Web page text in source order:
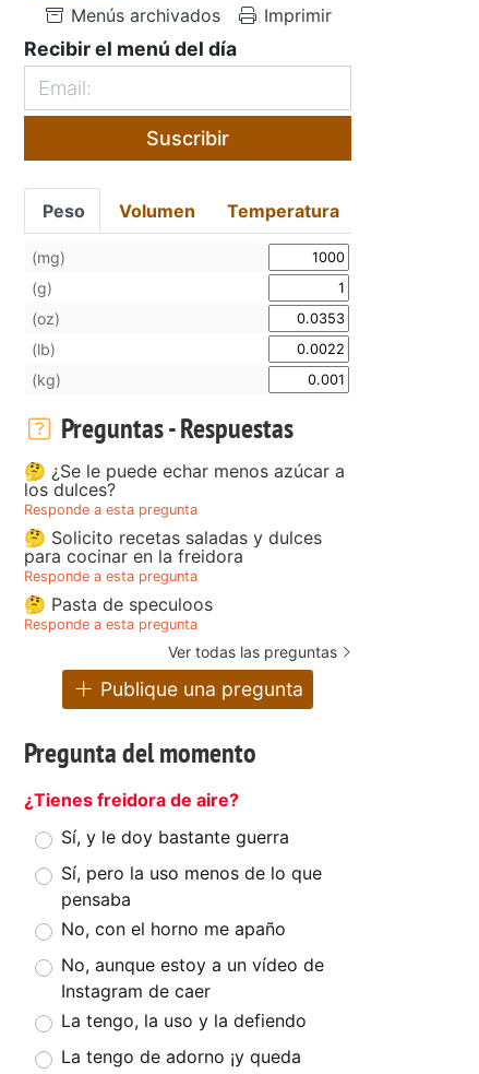
Menús archivados Imprimir
Recibir el menú del día
Suscribir
Peso Volumen Temperatura
(mg)
(g)
(oz)
(lb)
(kg)
Preguntas - Respuestas
🤔 ¿Se le puede echar menos azúcar a
los dulces?
Responde a esta pregunta
🤔 Solicito recetas saladas y dulces
para cocinar en la freidora
Responde a esta pregunta
🤔 Pasta de speculoos
Responde a esta pregunta
Ver todas las preguntas
Publique una pregunta
Pregunta del momento
¿Tienes freidora de aire?
Sí, y le doy bastante guerra
Sí, pero la uso menos de lo que
pensaba
No, con el horno me apaño
No, aunque estoy a un vídeo de
Instagram de caer
La tengo, la uso y la defiendo
La tengo de adorno ¡y queda